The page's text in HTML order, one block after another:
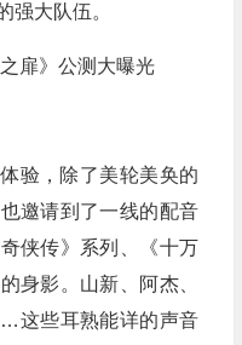
强大队伍。
验，除了美轮美奂的
邀请到了一线的配音
侠传》系列、《十万
身影。山新、阿杰、
这些耳熟能详的声音